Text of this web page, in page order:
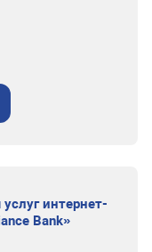
интернет-
Bank»